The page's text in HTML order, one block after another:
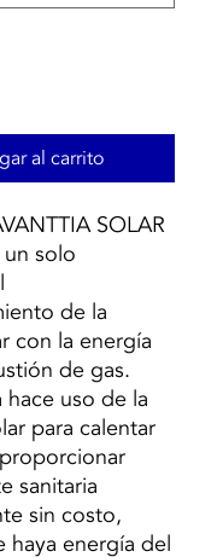
al carrito
SOLAR
solo
de la
con la energía
de gas.
hace uso de la
para calentar
sanitaria
sin costo,
haya energía del